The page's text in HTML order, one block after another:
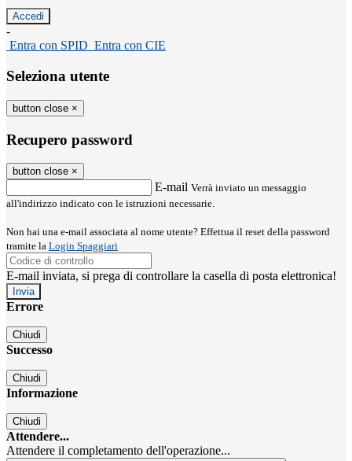
-
Entra con SPID Entra con CIE
Seleziona utente
button close ×
Recupero password
button close ×
E-mail Verrà inviato un messaggio
all'indirizzo indicato con le istruzioni necessarie.
Non hai una e-mail associata al nome utente? Effettua il reset della password
tramite la Login Spaggiari
E-mail inviata, si prega di controllare la casella di posta elettronica!
Errore
Chiudi
Successo
Chiudi
Informazione
Chiudi
Attendere...
Attendere il completamento dell'operazione...